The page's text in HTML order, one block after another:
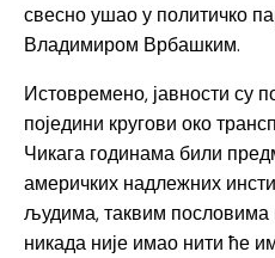
свесно ушао у политичко
Владимиром Врбашким.
Истовремено, јавности су
поједини кругови око
Чикага годинама били
америчких надлежних
људима, таквим пословима
никада није имао нити ће